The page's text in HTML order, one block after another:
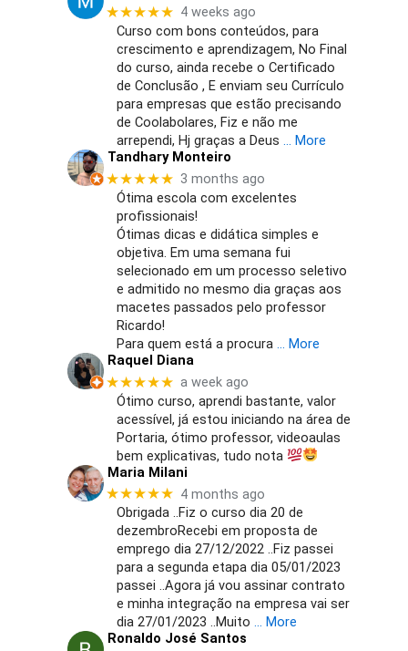
★★★★★ 4 weeks ago
Curso com bons conteúdos, para
crescimento e aprendizagem, No Final
do curso, ainda recebe o Certificado
de Conclusão , E enviam seu Currículo
para empresas que estão precisando
de Coolabolares, Fiz e não me
arrependi, Hj graças a Deus … More
Tandhary Monteiro
★★★★★ 3 months ago
Ótima escola com excelentes
profissionais!
Ótimas dicas e didática simples e
objetiva. Em uma semana fui
selecionado em um processo seletivo
e admitido no mesmo dia graças aos
macetes passados pelo professor
Ricardo!
Para quem está a procura … More
Raquel Diana
★★★★★ a week ago
Ótimo curso, aprendi bastante, valor
acessível, já estou iniciando na área de
Portaria, ótimo professor, videoaulas
bem explicativas, tudo nota
Maria Milani
★★★★★ 4 months ago
Obrigada ..Fiz o curso dia 20 de
dezembroRecebi em proposta de
emprego dia 27/12/2022 ..Fiz passei
para a segunda etapa dia 05/01/2023
passei ..Agora já vou assinar contrato
e minha integração na empresa vai ser
dia 27/01/2023 ..Muito … More
Ronaldo José Santos